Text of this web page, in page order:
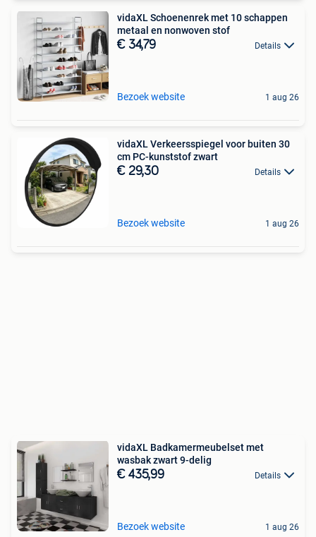
vidaXL Schoenenrek met 10 schappen
metaal en nonwoven stof
€ 34,79 Details
Bezoek website 1 aug 26
vidaXL Verkeersspiegel voor buiten 30
cm PC-kunststof zwart
€ 29,30 Details
Bezoek website 1 aug 26
vidaXL Badkamermeubelset met
wasbak zwart 9-delig
€ 435,99 Details
Bezoek website 1 aug 26